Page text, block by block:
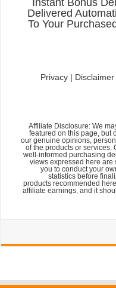
Delivered
To Your
Privacy |
Affiliate Disclosure: We
featured on this page, but
our genuine opinions,
of the products or services.
well-informed purchasing
views expressed here are
you to conduct your
statistics before
products recommended
affiliate earnings, and it